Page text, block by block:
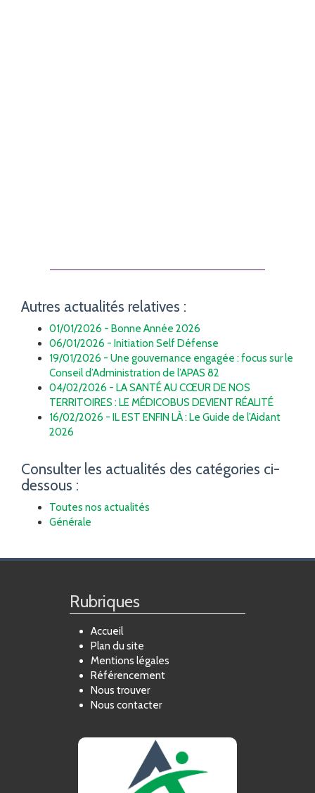
Autres actualités relatives :
01/01/2026 - Bonne Année 2026
06/01/2026 - Initiation Self Défense
19/01/2026 - Une gouvernance engagée : focus sur le
Conseil d’Administration de l’APAS 82
04/02/2026 - LA SANTÉ AU CŒUR DE NOS
TERRITOIRES : LE MÉDICOBUS DEVIENT RÉALITÉ
16/02/2026 - IL EST ENFIN LÀ : Le Guide de l’Aidant
2026
Consulter les actualités des catégories ci-
dessous :
Toutes nos actualités
Générale
Rubriques
Accueil
Plan du site
Mentions légales
Référencement
Nous trouver
Nous contacter